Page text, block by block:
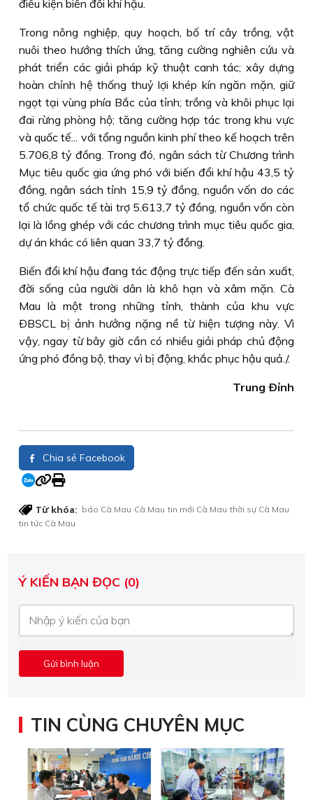
điều kiện biến đổi khí hậu.
Trong nông nghiệp, quy hoạch, bố trí cây trồng, vật
nuôi theo hướng thích ứng, tăng cường nghiên cứu và
phát triển các giải pháp kỹ thuật canh tác; xây dựng
hoàn chỉnh hệ thống thuỷ lợi khép kín ngăn mặn, giữ
ngọt tại vùng phía Bắc của tỉnh; trồng và khôi phục lại
đai rừng phòng hộ; tăng cường hợp tác trong khu vực
và quốc tế... với tổng nguồn kinh phí theo kế hoạch trên
5.706,8 tỷ đồng. Trong đó, ngân sách từ Chương trình
Mục tiêu quốc gia ứng phó với biến đổi khí hậu 43,5 tỷ
đồng, ngân sách tỉnh 15,9 tỷ đồng, nguồn vốn do các
tổ chức quốc tế tài trợ 5.613,7 tỷ đồng, nguồn vốn còn
lại là lồng ghép với các chương trình mục tiêu quốc gia,
dự án khác có liên quan 33,7 tỷ đồng.
Biến đổi khí hậu đang tác động trực tiếp đến sản xuất,
đời sống của người dân là khô hạn và xâm mặn. Cà
Mau là một trong những tỉnh, thành của khu vực
ÐBSCL bị ảnh hưởng nặng nề từ hiện tượng này. Vì
vậy, ngay từ bây giờ cần có nhiều giải pháp chủ động
ứng phó đồng bộ, thay vì bị động, khắc phục hậu quả./.
Trung Ðỉnh
Chia sẻ Facebook
Từ khóa: báo Cà Mau Cà Mau tin mới Cà Mau thời sự Cà Mau
tin tức Cà Mau
Ý KIẾN BẠN ĐỌC (0)
TIN CÙNG CHUYÊN MỤC